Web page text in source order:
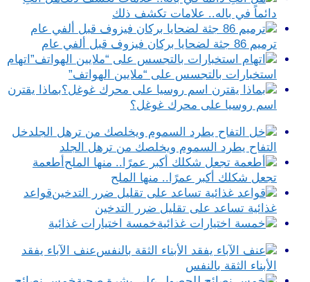
دائماً في باله.. علامات تكشف ذلك
ترميم 86 جثة لضحايا بركان فيزوف قبل ألفي عام
اتهام
استخبارات بالتجسس على “ملايين الهواتف”
بماذا يقترن
اسم روسيا على محرك غوغل؟
خل
التفاح يطرد السموم ويخلصك من ترهل الجلد
أطعمة
تجعل شكلك أكبر عمرًا.. منها الملح
قواعد
غذائية تساعد على تقليل ضرر التدخين
خمسة اختيارات غذائية
عنف الآباء يفقد
الأبناء الثقة بالنفس